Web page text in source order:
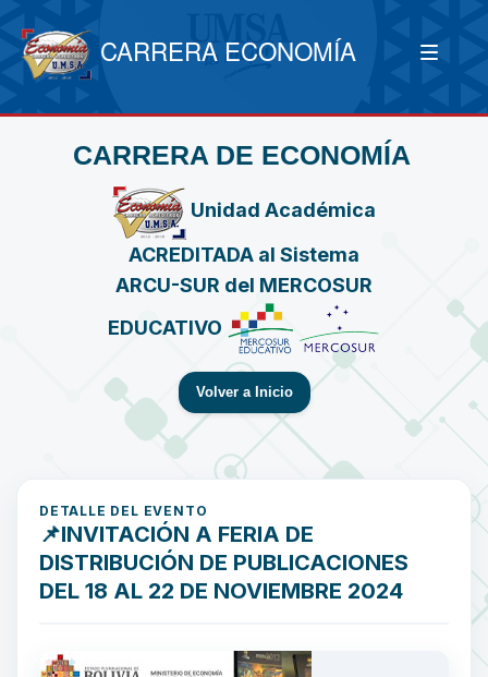
CARRERA ECONOMÍA
CARRERA DE ECONOMÍA
Unidad Académica
ACREDITADA al Sistema
ARCU-SUR del MERCOSUR
EDUCATIVO
Volver a Inicio
DETALLE DEL EVENTO
📌INVITACIÓN A FERIA DE
DISTRIBUCIÓN DE PUBLICACIONES
DEL 18 AL 22 DE NOVIEMBRE 2024